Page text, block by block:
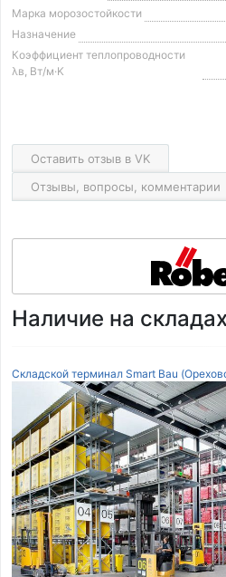
Марка морозостойкости
Назначение
Коэффициент теплопроводности
λв, Вт/м·K
Оставить отзыв в VK
Отзывы, вопросы, комментарии
Наличие на складах
Складской терминал Smart Bau